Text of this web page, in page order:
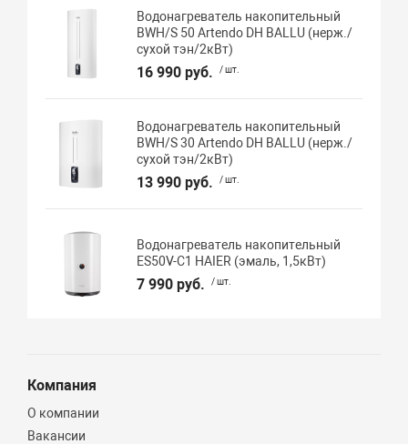
Водонагреватель накопительный
BWH/S 50 Artendo DH BALLU (нерж./
сухой тэн/2кВт)
16 990 руб. / шт.
Водонагреватель накопительный
BWH/S 30 Artendo DH BALLU (нерж./
сухой тэн/2кВт)
13 990 руб. / шт.
Водонагреватель накопительный
ES50V-C1 HAIER (эмаль, 1,5кВт)
7 990 руб. / шт.
Компания
О компании
Вакансии